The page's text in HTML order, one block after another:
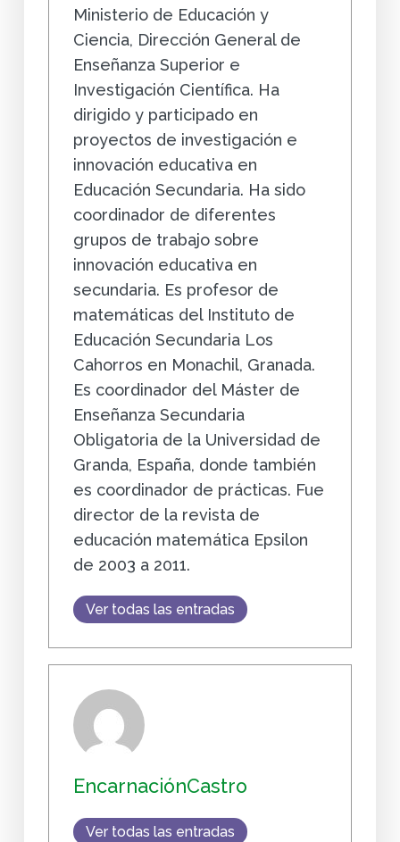
Ministerio de Educación y
Ciencia, Dirección General de
Enseñanza Superior e
Investigación Científica. Ha
dirigido y participado en
proyectos de investigación e
innovación educativa en
Educación Secundaria. Ha sido
coordinador de diferentes
grupos de trabajo sobre
innovación educativa en
secundaria. Es profesor de
matemáticas del Instituto de
Educación Secundaria Los
Cahorros en Monachil, Granada.
Es coordinador del Máster de
Enseñanza Secundaria
Obligatoria de la Universidad de
Granda, España, donde también
es coordinador de prácticas. Fue
director de la revista de
educación matemática Epsilon
de 2003 a 2011.
Ver todas las entradas
EncarnaciónCastro
Ver todas las entradas